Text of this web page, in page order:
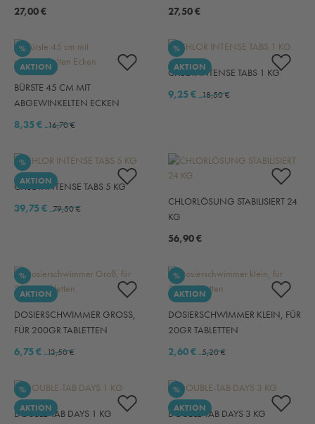
27,00 €
27,50 €
RABATT
%
AKTION
BÜRSTE 45 CM MIT
ABGEWINKELTEN ECKEN
8,35 € 16,70 €
RABATT
%
AKTION
CHLOR INTENSE TABS 1 KG
9,25 € 18,50 €
RABATT
%
AKTION
CHLOR INTENSE TABS 5 KG
39,75 € 79,50 €
CHLORLÖSUNG STABILISIERT 24
KG
56,90 €
RABATT
%
AKTION
DOSIERSCHWIMMER GROSS, F
ÜR 200GR TABLETTEN
6,75 € 13,50 €
RABATT
%
AKTION
DOSIERSCHWIMMER KLEIN, FÜR
20GR TABLETTEN
2,60 € 5,20 €
RABATT
%
AKTION
DOUBLE-TAB DAYS 1 KG
RABATT
%
AKTION
DOUBLE-TAB DAYS 3 KG